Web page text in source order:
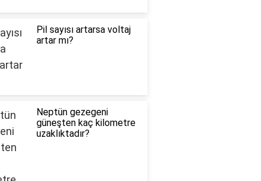
Pil sayısı artarsa voltaj
artar mı?
Neptün gezegeni
güneşten kaç kilometre
uzaklıktadır?